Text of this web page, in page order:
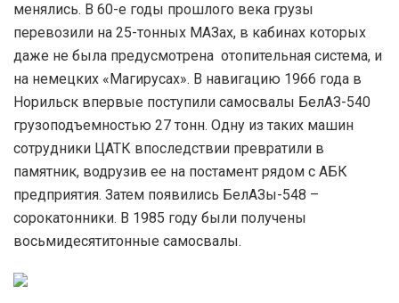
менялись. В 60-е годы прошлого века грузы
перевозили на 25-тонных МАЗах, в кабинах которых
даже не была предусмотрена отопительная система, и
на немецких «Магирусах». В навигацию 1966 года в
Норильск впервые поступили самосвалы БелАЗ-540
грузоподъемностью 27 тонн. Одну из таких машин
сотрудники ЦАТК впоследствии превратили в
памятник, водрузив ее на постамент рядом с АБК
предприятия. Затем появились БелАЗы-548 –
сорокатонники. В 1985 году были получены
восьмидесятитонные самосвалы.